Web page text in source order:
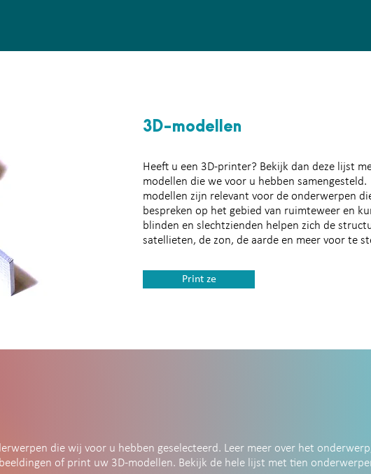
3D-modellen
Heeft u een 3D-printer? Bekijk dan deze lijst
modellen die we voor u hebben
modellen zijn relevant voor de onderwerpen
bespreken op het gebied van ruimteweer en
blinden en slechtzienden helpen zich de
satellieten, de zon, de aarde en meer voor te
Print ze
die wij voor u hebben geselecteerd. Leer meer over het
of print uw 3D-modellen. Bekijk de hele lijst met tien